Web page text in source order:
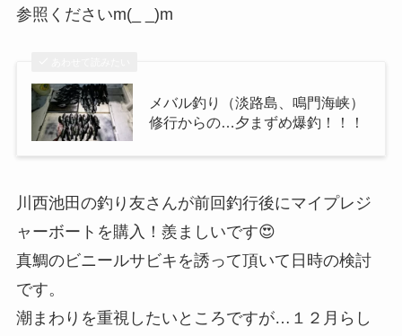
参照くださいm(_ _)m
メバル釣り（淡路島、鳴門海峡）
修行からの…夕まずめ爆釣！！！
川西池田の釣り友さんが前回釣行後にマイプレジ
ャーボートを購入！羨ましいです😍
真鯛のビニールサビキを誘って頂いて日時の検討
です。
潮まわりを重視したいところですが…１２月らし